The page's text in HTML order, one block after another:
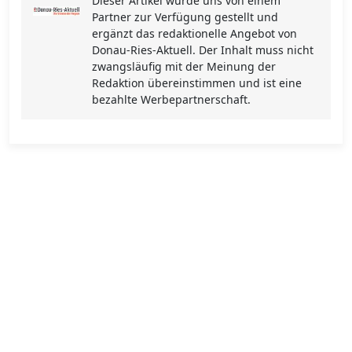
Partner zur Verfügung gestellt und
ergänzt das redaktionelle Angebot von
Donau-Ries-Aktuell. Der Inhalt muss nicht
zwangsläufig mit der Meinung der
Redaktion übereinstimmen und ist eine
bezahlte Werbepartnerschaft.